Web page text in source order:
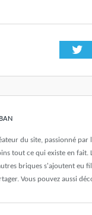
du site, passionné par
tout ce qui existe en fait.
briques s'ajoutent eu
Vous pouvez aussi